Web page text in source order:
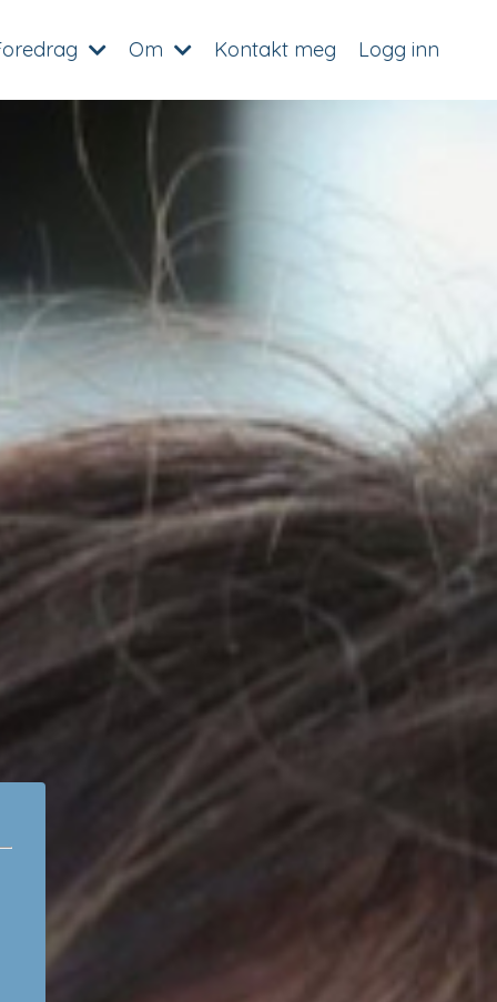
Om Kontakt meg Logg inn